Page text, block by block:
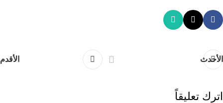
الأحدث الأقدم
اترك تعليقاً